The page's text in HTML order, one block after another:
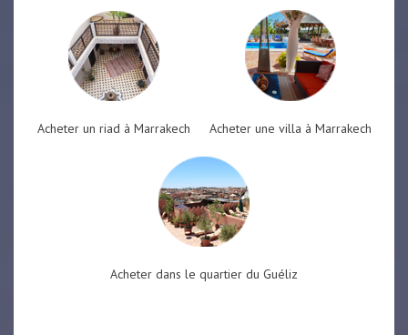
Acheter un riad à Marrakech Acheter une villa à Marrakech
Acheter dans le quartier du Guéliz